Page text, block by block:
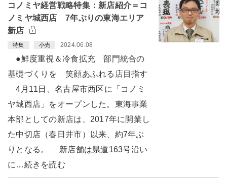
コノミヤ経営戦略特集：新店紹介＝コ
ノミヤ城西店 7年ぶりの東海エリア
新店
特集 小売 2024.06.08
●鮮度重視＆冷食拡充 部門統合の
基礎づくりを 笑顔あふれる店目指す
4月11日、名古屋市西区に「コノミ
ヤ城西店」をオープンした。東海事業
本部としての新店は、2017年に開業し
た中切店（春日井市）以来、約7年ぶ
りとなる。 新店舗は県道163号沿い
に…続きを読む